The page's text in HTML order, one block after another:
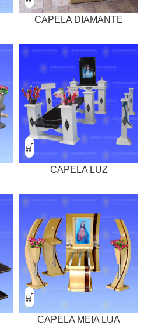
CAPELA DIAMANTE
CAPELA LUZ
CAPELA MEIA LUA